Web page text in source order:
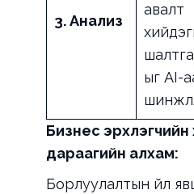
3. Анализ
авалт
ыг AI-
Бизнес эрхлэгчийн
дараагийн алхам:
Борлуулалтын үйл